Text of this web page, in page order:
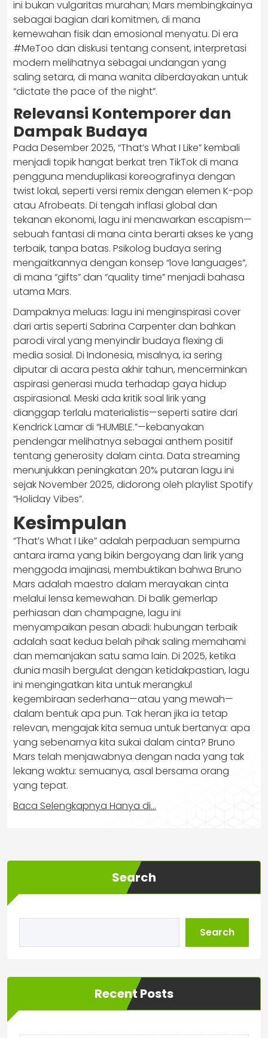
ini bukan vulgaritas murahan; Mars membingkainya
sebagai bagian dari komitmen, di mana
kemewahan fisik dan emosional menyatu. Di era
#MeToo dan diskusi tentang consent, interpretasi
modern melihatnya sebagai undangan yang
saling setara, di mana wanita diberdayakan untuk
“dictate the pace of the night”.
Relevansi Kontemporer dan
Dampak Budaya
Pada Desember 2025, “That’s What I Like” kembali
menjadi topik hangat berkat tren TikTok di mana
pengguna menduplikasi koreografinya dengan
twist lokal, seperti versi remix dengan elemen K-pop
atau Afrobeats. Di tengah inflasi global dan
tekanan ekonomi, lagu ini menawarkan escapism—
sebuah fantasi di mana cinta berarti akses ke yang
terbaik, tanpa batas. Psikolog budaya sering
mengaitkannya dengan konsep “love languages”,
di mana “gifts” dan “quality time” menjadi bahasa
utama Mars.
Dampaknya meluas: lagu ini menginspirasi cover
dari artis seperti Sabrina Carpenter dan bahkan
parodi viral yang menyindir budaya flexing di
media sosial. Di Indonesia, misalnya, ia sering
diputar di acara pesta akhir tahun, mencerminkan
aspirasi generasi muda terhadap gaya hidup
aspirasional. Meski ada kritik soal lirik yang
dianggap terlalu materialistis—seperti satire dari
Kendrick Lamar di “HUMBLE.”—kebanyakan
pendengar melihatnya sebagai anthem positif
tentang generosity dalam cinta. Data streaming
menunjukkan peningkatan 20% putaran lagu ini
sejak November 2025, didorong oleh playlist Spotify
“Holiday Vibes”.
Kesimpulan
“That’s What I Like” adalah perpaduan sempurna
antara irama yang bikin bergoyang dan lirik yang
menggoda imajinasi, membuktikan bahwa Bruno
Mars adalah maestro dalam merayakan cinta
melalui lensa kemewahan. Di balik gemerlap
perhiasan dan champagne, lagu ini
menyampaikan pesan abadi: hubungan terbaik
adalah saat kedua belah pihak saling memahami
dan memanjakan satu sama lain. Di 2025, ketika
dunia masih bergulat dengan ketidakpastian, lagu
ini mengingatkan kita untuk merangkul
kegembiraan sederhana—atau yang mewah—
dalam bentuk apa pun. Tak heran jika ia tetap
relevan, mengajak kita semua untuk bertanya: apa
yang sebenarnya kita sukai dalam cinta? Bruno
Mars telah menjawabnya dengan nada yang tak
lekang waktu: semuanya, asal bersama orang
yang tepat.
Baca Selengkapnya Hanya di…
Search
Search
Recent Posts